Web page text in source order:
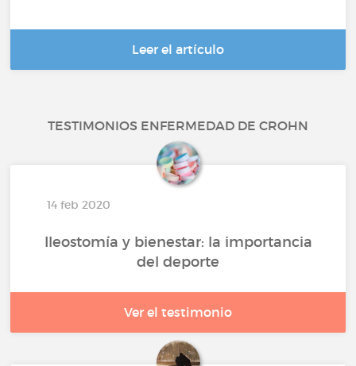
Leer el artículo
TESTIMONIOS ENFERMEDAD DE CROHN
14 feb 2020
Ileostomía y bienestar: la importancia
del deporte
Ver el testimonio